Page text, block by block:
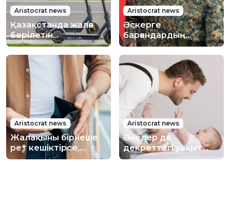
Aristocrat news
Қазақстанда жалға
берілетін
самокаттарға нөмір
қойылып, оларды
сақтандыру міндетті
болады
Aristocrat news
Әскерге
барғандардың
несиелеріне
жеңілдік жасалады
Aristocrat news
Жалақыны бірнеше
рет кешіктірсе,
жұмыс берушіні
Aristocrat news
Әкелер де
декреттегі уақыт
үшін “стаж” жинай